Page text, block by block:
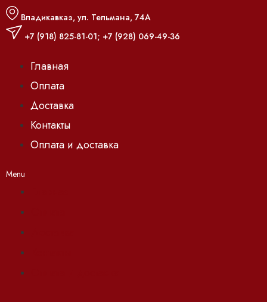
Владикавказ, ул. Тельмана, 74А
+7 (918) 825-81-01; +7 (928) 069-49-36
Главная
Оплата
Доставка
Контакты
Оплата и доставка
Menu